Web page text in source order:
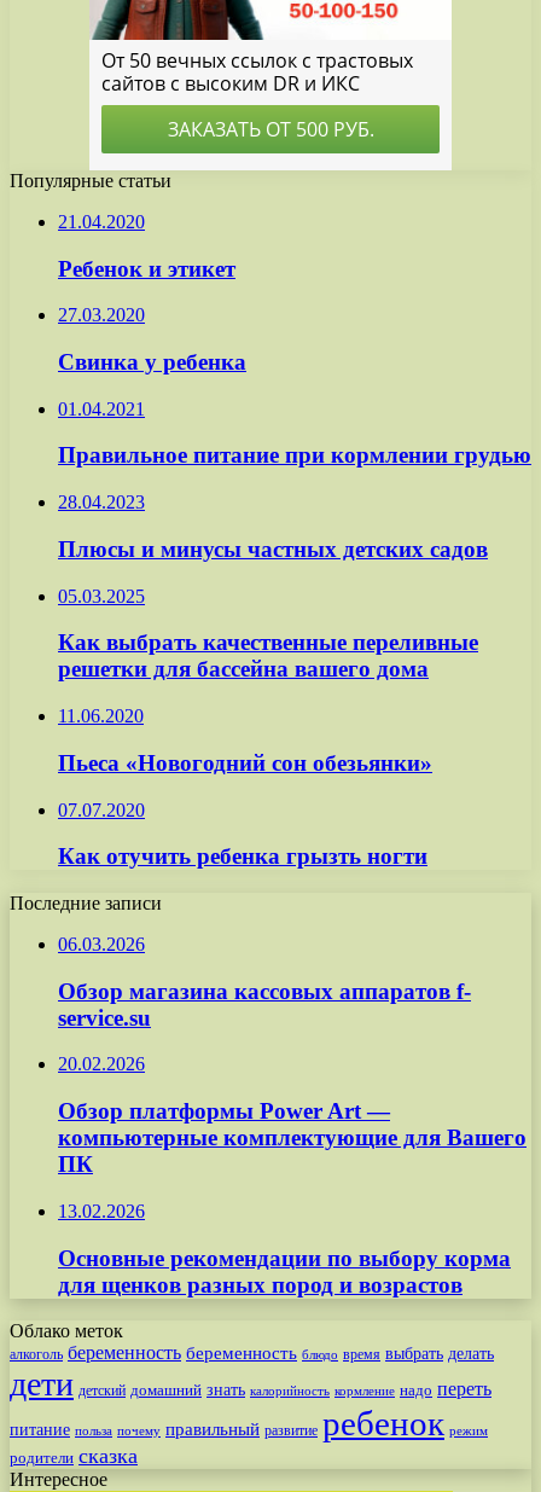
Популярные статьи
21.04.2020
Ребенок и этикет
27.03.2020
Свинка у ребенка
01.04.2021
Правильное питание при кормлении грудью
28.04.2023
Плюсы и минусы частных детских садов
05.03.2025
Как выбрать качественные переливные
решетки для бассейна вашего дома
11.06.2020
Пьеса «Новогодний сон обезьянки»
07.07.2020
Как отучить ребенка грызть ногти
Последние записи
06.03.2026
Обзор магазина кассовых аппаратов f-
service.su
20.02.2026
Обзор платформы Power Art —
компьютерные комплектующие для Вашего
ПК
13.02.2026
Основные рекомендации по выбору корма
для щенков разных пород и возрастов
Облако меток
алкоголь беременность беременность блюдо время выбрать делать
дети детский домашний знать калорийность кормление надо переть
питание польза почему правильный развитие ребенок режим
родители сказка
Интересное